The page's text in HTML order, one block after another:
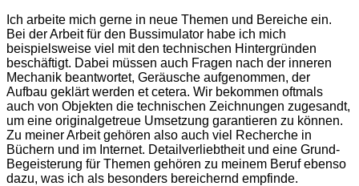
Ich arbeite mich gerne in neue Themen und Bereiche ein.
Bei der Arbeit für den Bussimulator habe ich mich
beispielsweise viel mit den technischen Hintergründen
beschäftigt. Dabei müssen auch Fragen nach der inneren
Mechanik beantwortet, Geräusche aufgenommen, der
Aufbau geklärt werden et cetera. Wir bekommen oftmals
auch von Objekten die technischen Zeichnungen zugesandt,
um eine originalgetreue Umsetzung garantieren zu können.
Zu meiner Arbeit gehören also auch viel Recherche in
Büchern und im Internet. Detailverliebtheit und eine Grund-
Begeisterung für Themen gehören zu meinem Beruf ebenso
dazu, was ich als besonders bereichernd empfinde.